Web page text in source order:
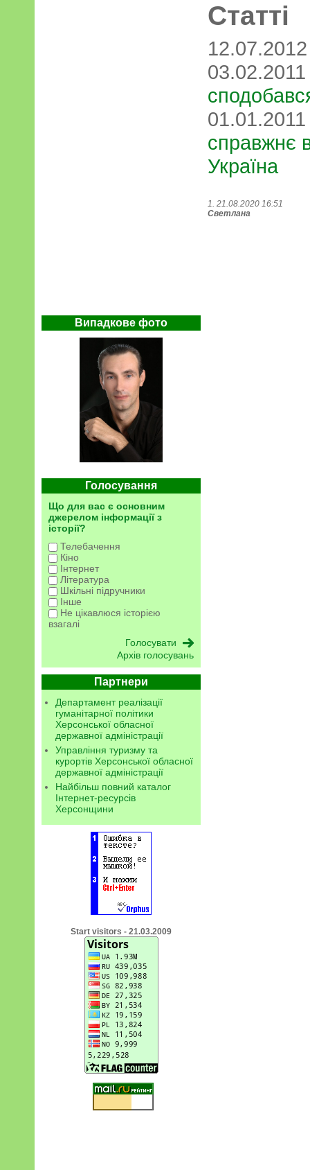
Випадкове фото
Голосування
Що для вас є основним
джерелом інформації з
історії?
Телебачення
Кіно
Інтернет
Література
Шкільні підручники
Інше
Не цікавлюся історією
взагалі
Архів голосувань
Партнери
Департамент реалізації
гуманітарної політики
Херсонської обласної
державної адміністрації
Управління туризму та
курортів Херсонської обласної
державної адміністрації
Найбільш повний каталог
Інтернет-ресурсів
Херсонщини
Start visitors - 21.03.2009
Статті
справжнє
Україна
1. 21.08.2020 16:51
Светлана